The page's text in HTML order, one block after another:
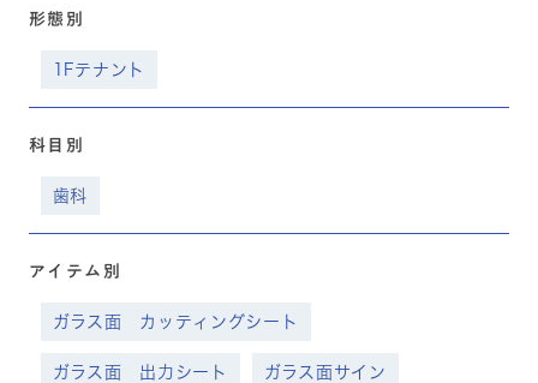
形態別
1Fテナント
科目別
歯科
アイテム別
ガラス面 カッティングシート
ガラス面 出力シート ガラス面サイン